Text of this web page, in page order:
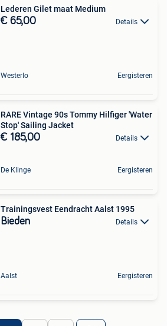
Lederen Gilet maat Medium
€ 65,00 Details
Westerlo Eergisteren
RARE Vintage 90s Tommy Hilfiger 'Water
Stop' Sailing Jacket
€ 185,00 Details
De Klinge Eergisteren
Trainingsvest Eendracht Aalst 1995
Bieden Details
Aalst Eergisteren